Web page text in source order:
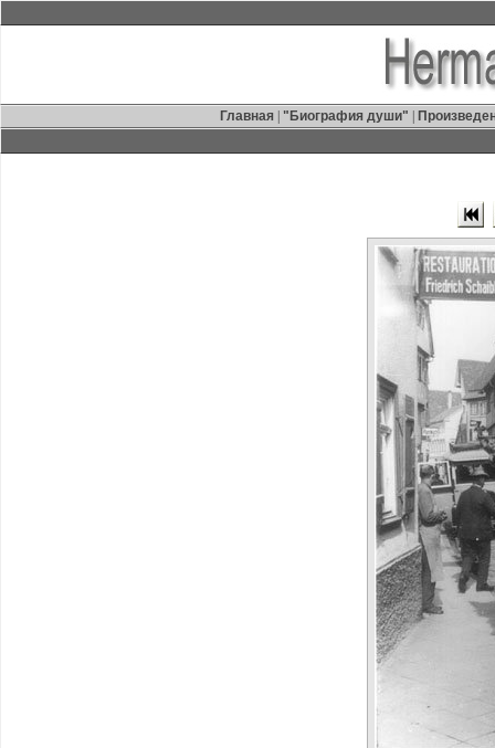
Главная "Биография души"